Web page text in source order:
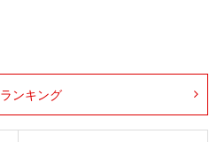
ランキング